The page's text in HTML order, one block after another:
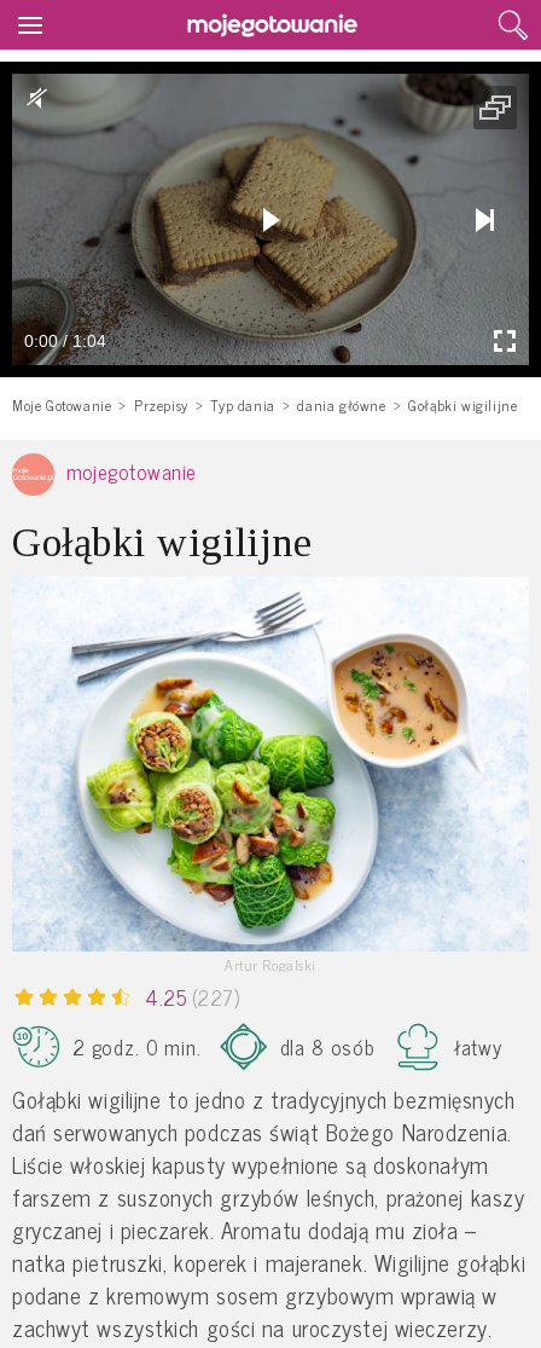
0:00 / 1:04
Moje Gotowanie Przepisy Typ dania dania główne Gołąbki wigilijne
mojegotowanie
Gołąbki wigilijne
Artur Rogalski
4.25 (227)
2 godz. 0 min.
dla 8 osób łatwy
Gołąbki wigilijne to jedno z tradycyjnych bezmięsnych
dań serwowanych podczas świąt Bożego Narodzenia.
Liście włoskiej kapusty wypełnione są doskonałym
farszem z suszonych grzybów leśnych, prażonej kaszy
gryczanej i pieczarek. Aromatu dodają mu zioła –
natka pietruszki, koperek i majeranek. Wigilijne gołąbki
podane z kremowym sosem grzybowym wprawią w
zachwyt wszystkich gości na uroczystej wieczerzy.